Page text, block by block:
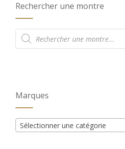
Rechercher une montre
Recherche
de
produits
Marques
Sélectionner une catégorie